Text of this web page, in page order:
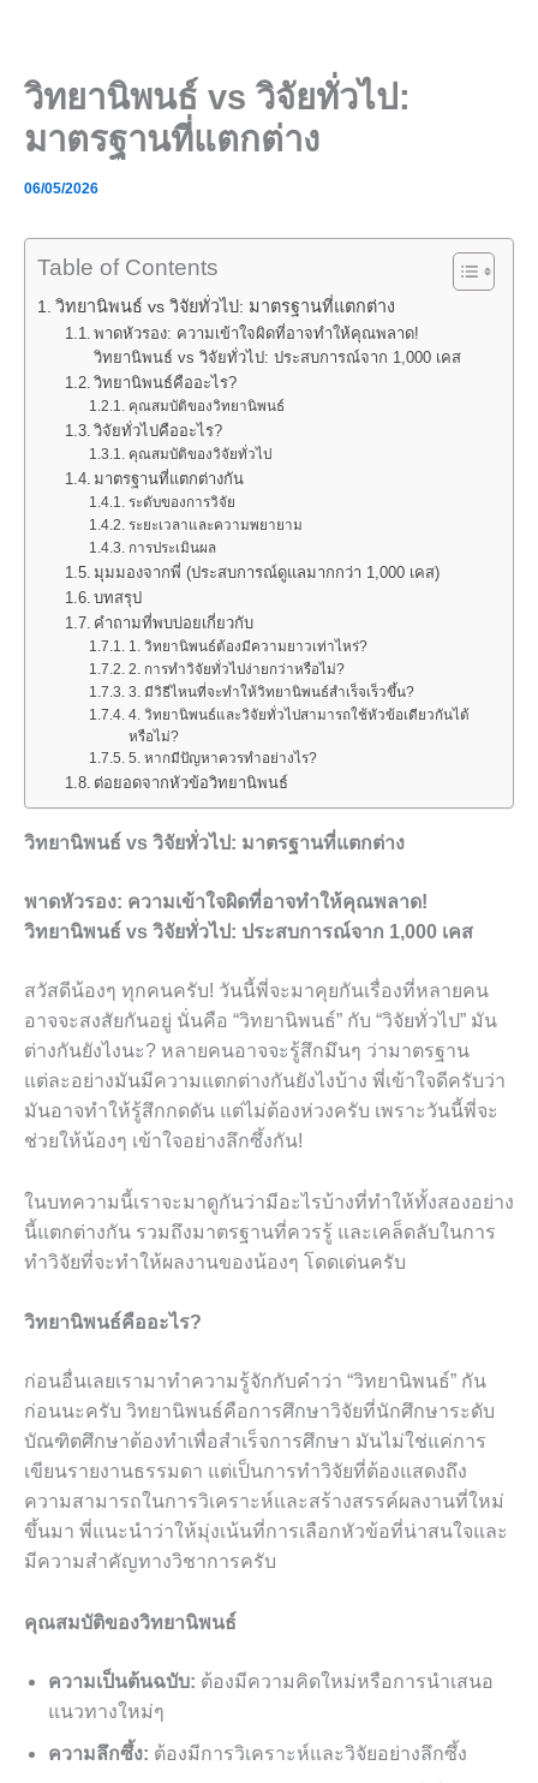
วิทยานิพนธ์ vs วิจัยทั่วไป:
มาตรฐานที่แตกต่าง
06/05/2026
Table of Contents
วิทยานิพนธ์ vs วิจัยทั่วไป: มาตรฐานที่แตกต่าง
พาดหัวรอง: ความเข้าใจผิดที่อาจทำให้คุณพลาด!
วิทยานิพนธ์ vs วิจัยทั่วไป: ประสบการณ์จาก 1,000 เคส
วิทยานิพนธ์คืออะไร?
คุณสมบัติของวิทยานิพนธ์
วิจัยทั่วไปคืออะไร?
คุณสมบัติของวิจัยทั่วไป
มาตรฐานที่แตกต่างกัน
ระดับของการวิจัย
ระยะเวลาและความพยายาม
การประเมินผล
มุมมองจากพี่ (ประสบการณ์ดูแลมากกว่า 1,000 เคส)
บทสรุป
คำถามที่พบบ่อยเกี่ยวกับ
1. วิทยานิพนธ์ต้องมีความยาวเท่าไหร่?
2. การทำวิจัยทั่วไปง่ายกว่าหรือไม่?
3. มีวิธีไหนที่จะทำให้วิทยานิพนธ์สำเร็จเร็วขึ้น?
4. วิทยานิพนธ์และวิจัยทั่วไปสามารถใช้หัวข้อเดียวกันได้
หรือไม่?
5. หากมีปัญหาควรทำอย่างไร?
ต่อยอดจากหัวข้อวิทยานิพนธ์
วิทยานิพนธ์ vs วิจัยทั่วไป: มาตรฐานที่แตกต่าง
พาดหัวรอง: ความเข้าใจผิดที่อาจทำให้คุณพลาด!
วิทยานิพนธ์ vs วิจัยทั่วไป: ประสบการณ์จาก 1,000 เคส
สวัสดีน้องๆ ทุกคนครับ! วันนี้พี่จะมาคุยกันเรื่องที่หลายคน
อาจจะสงสัยกันอยู่ นั่นคือ “วิทยานิพนธ์” กับ “วิจัยทั่วไป” มัน
ต่างกันยังไงนะ? หลายคนอาจจะรู้สึกมึนๆ ว่ามาตรฐาน
แต่ละอย่างมันมีความแตกต่างกันยังไงบ้าง พี่เข้าใจดีครับว่า
มันอาจทำให้รู้สึกกดดัน แต่ไม่ต้องห่วงครับ เพราะวันนี้พี่จะ
ช่วยให้น้องๆ เข้าใจอย่างลึกซึ้งกัน!
ในบทความนี้เราจะมาดูกันว่ามีอะไรบ้างที่ทำให้ทั้งสองอย่าง
นี้แตกต่างกัน รวมถึงมาตรฐานที่ควรรู้ และเคล็ดลับในการ
ทำวิจัยที่จะทำให้ผลงานของน้องๆ โดดเด่นครับ
วิทยานิพนธ์คืออะไร?
ก่อนอื่นเลยเรามาทำความรู้จักกับคำว่า “วิทยานิพนธ์” กัน
ก่อนนะครับ วิทยานิพนธ์คือการศึกษาวิจัยที่นักศึกษาระดับ
บัณฑิตศึกษาต้องทำเพื่อสำเร็จการศึกษา มันไม่ใช่แค่การ
เขียนรายงานธรรมดา แต่เป็นการทำวิจัยที่ต้องแสดงถึง
ความสามารถในการวิเคราะห์และสร้างสรรค์ผลงานที่ใหม่
ขึ้นมา พี่แนะนำว่าให้มุ่งเน้นที่การเลือกหัวข้อที่น่าสนใจและ
มีความสำคัญทางวิชาการครับ
คุณสมบัติของวิทยานิพนธ์
ความเป็นต้นฉบับ: ต้องมีความคิดใหม่หรือการนำเสนอ
แนวทางใหม่ๆ
ความลึกซึ้ง: ต้องมีการวิเคราะห์และวิจัยอย่างลึกซึ้ง